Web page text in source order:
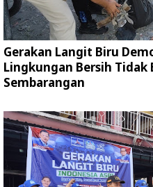
Gerakan Langit Biru
Lingkungan Bersih Tidak
Sembarangan